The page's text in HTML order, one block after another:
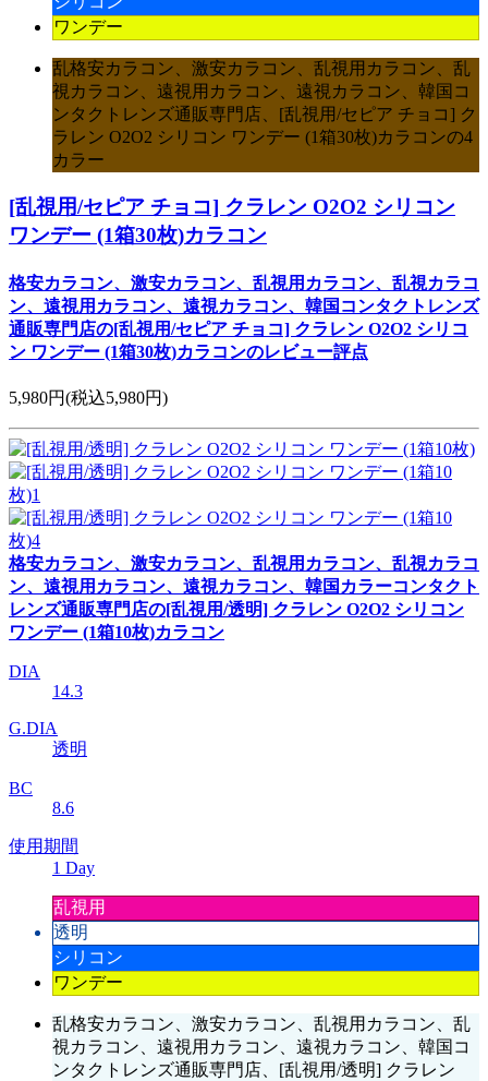
ワンデー
乱格安カラコン、激安カラコン、乱視用カラコン、乱
視カラコン、遠視用カラコン、遠視カラコン、韓国コ
ンタクトレンズ通販専門店、[乱視用/セピア チョコ] ク
ラレン O2O2 シリコン ワンデー (1箱30枚)カラコンの4
カラー
[乱視用/セピア チョコ] クラレン O2O2 シリコン
ワンデー (1箱30枚)カラコン
格安カラコン、激安カラコン、乱視用カラコン、乱視カラコ
ン、遠視用カラコン、遠視カラコン、韓国コンタクトレンズ
通販専門店の[乱視用/セピア チョコ] クラレン O2O2 シリコ
ン ワンデー (1箱30枚)カラコンのレビュー評点
5,980円(税込5,980円)
格安カラコン、激安カラコン、乱視用カラコン、乱視カラコ
ン、遠視用カラコン、遠視カラコン、韓国カラーコンタクト
レンズ通販専門店の[乱視用/透明] クラレン O2O2 シリコン
ワンデー (1箱10枚)カラコン
DIA
14.3
G.DIA
透明
BC
8.6
使用期間
1 Day
乱視用
透明
シリコン
ワンデー
乱格安カラコン、激安カラコン、乱視用カラコン、乱
視カラコン、遠視用カラコン、遠視カラコン、韓国コ
ンタクトレンズ通販専門店、[乱視用/透明] クラレン